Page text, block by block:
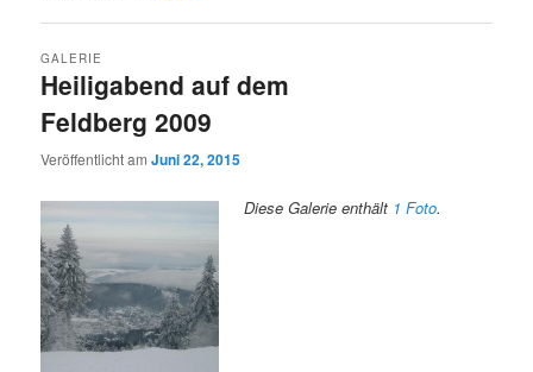
Heiligabend auf dem
Feldberg 2009
GALERIE
Veröffentlicht amJuni 22, 2015
Diese Galerie enthält 1 Foto.